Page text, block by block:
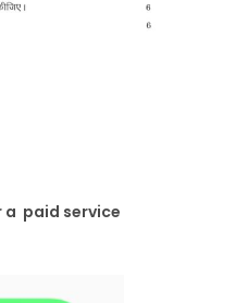
paid service